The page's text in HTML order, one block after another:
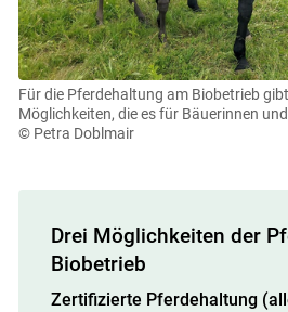
Für die Pferdehaltung am Biobetrieb
Möglichkeiten, die es für Bäuerinnen
© Petra Doblmair
Drei Möglichkeiten der
Biobetrieb
Zertifizierte Pferdehaltung